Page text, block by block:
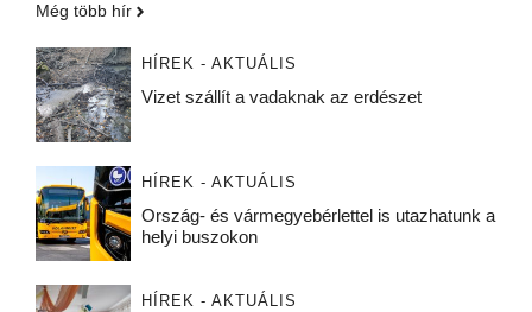
Még több hír
HÍREK - AKTUÁLIS
Vizet szállít a vadaknak az erdészet
HÍREK - AKTUÁLIS
Ország- és vármegyebérlettel is utazhatunk a
helyi buszokon
HÍREK - AKTUÁLIS